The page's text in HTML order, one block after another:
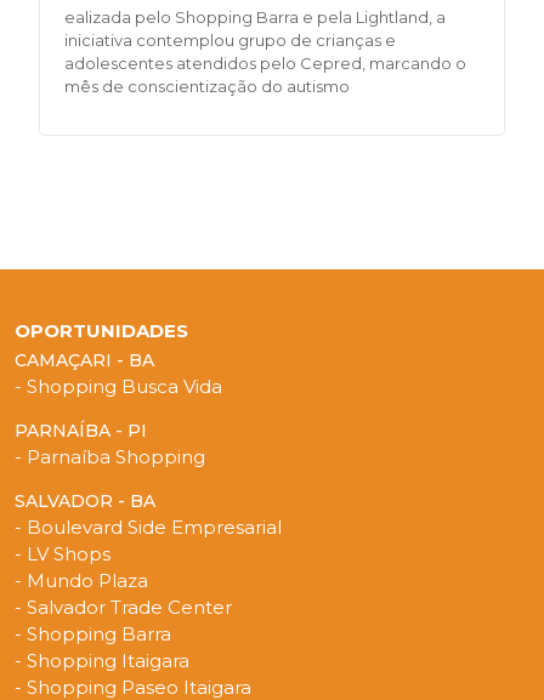
ealizada pelo Shopping Barra e pela Lightland, a
iniciativa contemplou grupo de crianças e
adolescentes atendidos pelo Cepred, marcando o
mês de conscientização do autismo
OPORTUNIDADES
CAMAÇARI - BA
- Shopping Busca Vida
PARNAÍBA - PI
- Parnaíba Shopping
SALVADOR - BA
- Boulevard Side Empresarial
- LV Shops
- Mundo Plaza
- Salvador Trade Center
- Shopping Barra
- Shopping Itaigara
- Shopping Paseo Itaigara